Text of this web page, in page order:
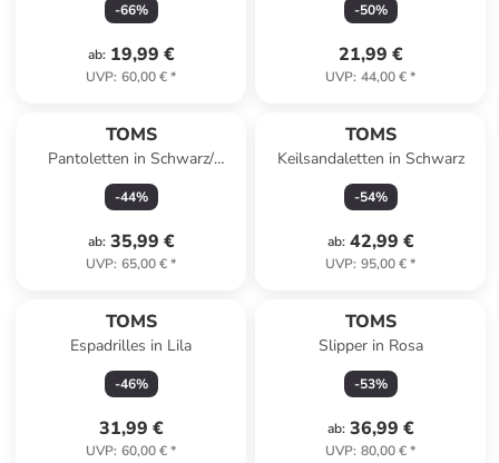
-66%
ab: 19,99 €
UVP: 60,00 €*
-50%
21,99 €
UVP: 44,00 €*
TOMS
Pantoletten in Schwarz/
Creme
-44%
ab: 35,99 €
UVP: 65,00 €*
TOMS
Keilsandaletten in Schwarz
-54%
ab: 42,99 €
UVP: 95,00 €*
TOMS
Espadrilles in Lila
-46%
31,99 €
UVP: 60,00 €*
TOMS
Slipper in Rosa
-53%
ab: 36,99 €
UVP: 80,00 €*